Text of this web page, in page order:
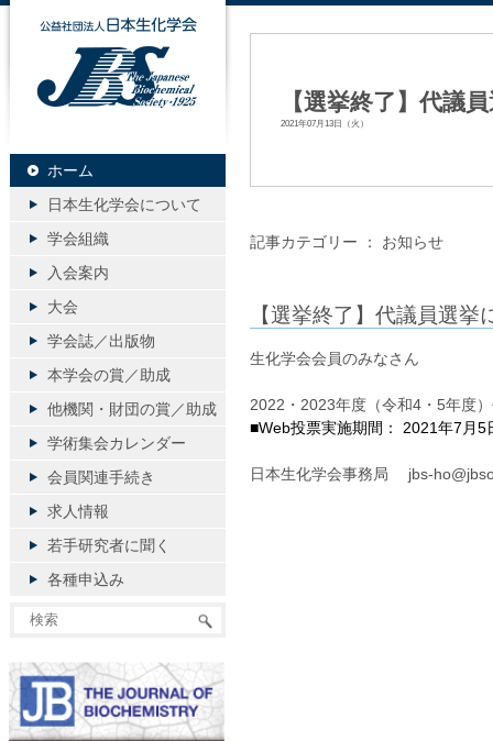
【選挙終了】代議
2021年07月13日（火）
記事カテゴリー ： お知らせ
【選挙終了】代議員選挙
生化学会会員のみなさん
2022・2023年度（令和4・5年度
■Web投票実施期間： 2021年7
日本生化学会事務局 jbs-
公益社団法人日本生化学会
ホーム
日本生化学会について
学会組織
入会案内
大会
学会誌／出版物
本学会の賞／助成
他機関・財団の賞／助成
学術集会カレンダー
会員関連手続き
求人情報
若手研究者に聞く
各種申込み